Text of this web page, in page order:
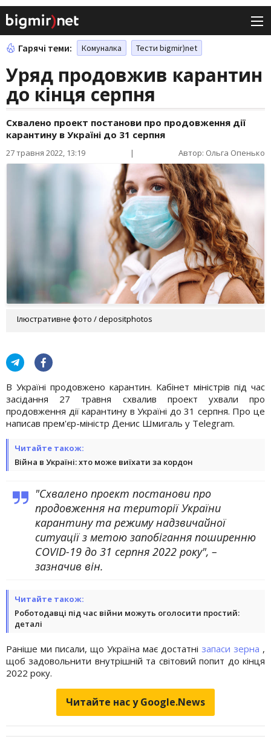
Гарячі теми: Комуналка Тести bigmir)net
Уряд продовжив карантин
до кінця серпня
Схвалено проект постанови про продовження дії
карантину в Україні до 31 серпня
27 травня 2022, 13:19 | Автор: Ольга Опенько
Ілюстративне фото / depositphotos
В Україні продовжено карантин. Кабінет міністрів під час
засідання 27 травня схвалив проект ухвали про
продовження дії карантину в Україні до 31 серпня. Про це
написав прем'єр-міністр Денис Шмигаль у Telegram.
Читайте також:
Війна в Україні: хто може виїхати за кордон
"Схвалено проект постанови про
продовження на території України
карантину та режиму надзвичайної
ситуації з метою запобігання поширенню
СOVID-19 до 31 серпня 2022 року", –
зазначив він.
Читайте також:
Роботодавці під час війни можуть оголосити простий:
деталі
Раніше ми писали, що Україна має достатні запаси зерна ,
щоб задовольнити внутрішній та світовий попит до кінця
2022 року.
Читайте нас у Google.News